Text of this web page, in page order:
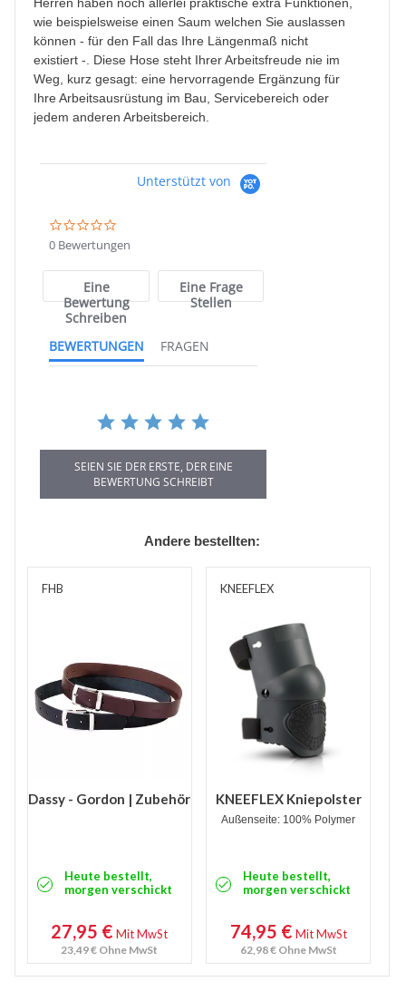
wie beispielsweise einen Saum welchen Sie auslassen
können - für den Fall das Ihre Längenmaß nicht
existiert -. Diese Hose steht Ihrer Arbeitsfreude nie im
Weg, kurz gesagt: eine hervorragende Ergänzung für
Ihre Arbeitsausrüstung im Bau, Servicebereich oder
jedem anderen Arbeitsbereich.
Unterstützt von
star
rating
0 Bewertungen
Eine
Bewertung
Schreiben
Eine Frage
Stellen
BEWERTUNGEN FRAGEN
SEIEN SIE DER ERSTE, DER EINE
BEWERTUNG SCHREIBT
Andere bestellten:
FHB
Dassy - Gordon | Zubehör
Heute bestellt,
morgen verschickt
27,95 €Mit MwSt
23,49 € Ohne MwSt
KNEEFLEX
KNEEFLEX Kniepolster
Außenseite: 100% Polymer
Heute bestellt,
morgen verschickt
74,95 € Mit MwSt
62,98 € Ohne MwSt